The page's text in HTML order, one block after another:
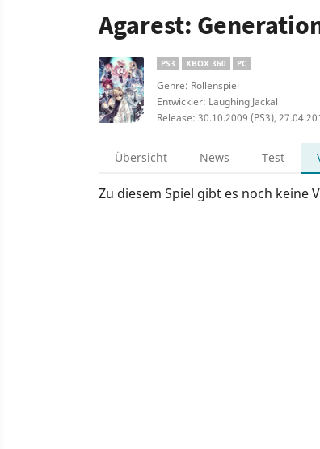
Agarest:
PS3 XBOX 360 PC
Genre: Rollenspiel
Entwickler: Laughing Jackal
Release: 30.10.2009 (PS3),
Übersicht News Test
Zu diesem Spiel gibt es noch keine